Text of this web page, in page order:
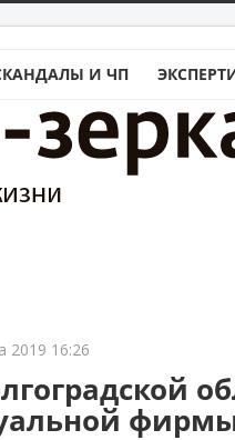
И ЧП
2019 16:26
фирмы